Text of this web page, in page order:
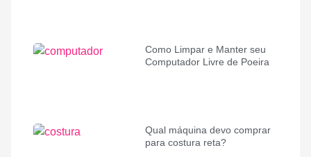
Como Limpar e Manter seu
Computador Livre de Poeira
Qual máquina devo comprar
para costura reta?